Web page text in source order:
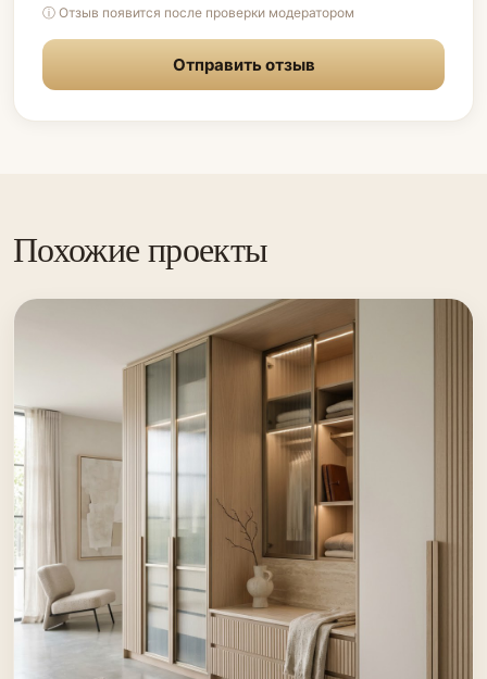
ⓘ Отзыв появится после проверки модератором
Отправить отзыв
Похожие проекты